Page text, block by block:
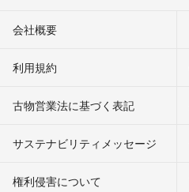
会社概要
利用規約
古物営業法に基づく表記
サステナビリティメッセージ
権利侵害について